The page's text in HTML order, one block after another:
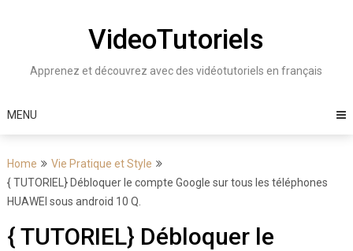
VideoTutoriels
Apprenez et découvrez avec des vidéotutoriels en français
MENU
Home
Vie Pratique et Style
{ TUTORIEL} Débloquer le compte Google sur tous les téléphones
HUAWEI sous android 10 Q.
{ TUTORIEL} Débloquer le